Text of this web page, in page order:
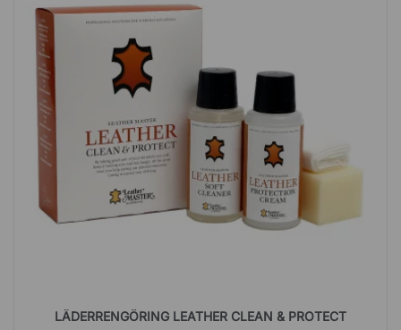
LÄDERRENGÖRING LEATHER CLEAN & PROTECT